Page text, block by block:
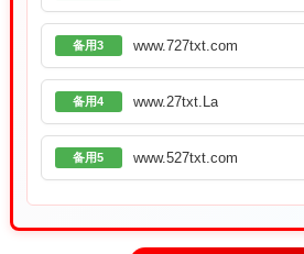
备用3 www.727txt.com
备用4 www.27txt.La
备用5 www.527txt.com